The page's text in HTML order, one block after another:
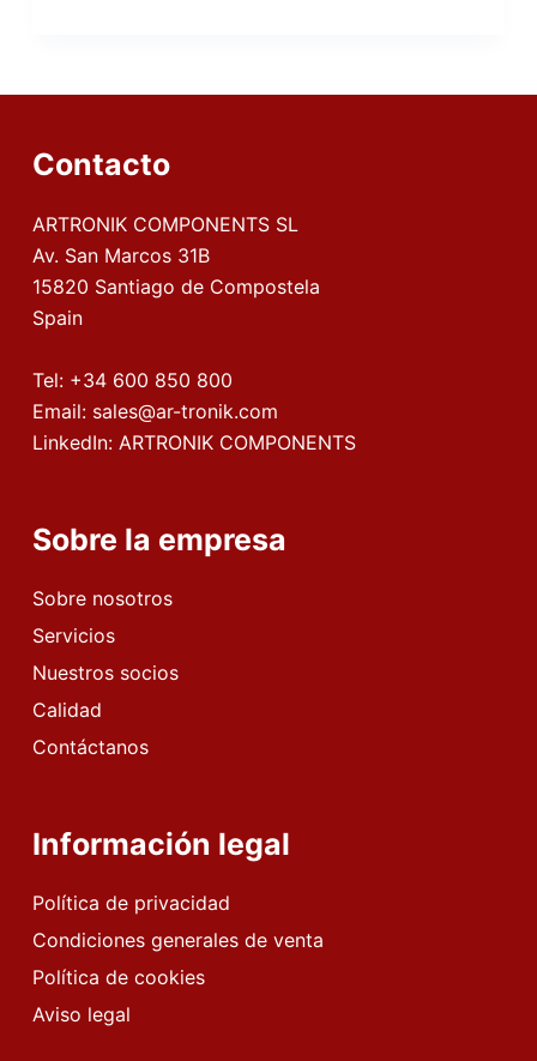
Contacto
ARTRONIK COMPONENTS SL
Av. San Marcos 31B
15820 Santiago de Compostela
Spain
Tel: +34 600 850 800
Email: sales@ar-tronik.com
LinkedIn: ARTRONIK COMPONENTS
Sobre la empresa
Sobre nosotros
Servicios
Nuestros socios
Calidad
Contáctanos
Información legal
Política de privacidad
Condiciones generales de venta
Política de cookies
Aviso legal